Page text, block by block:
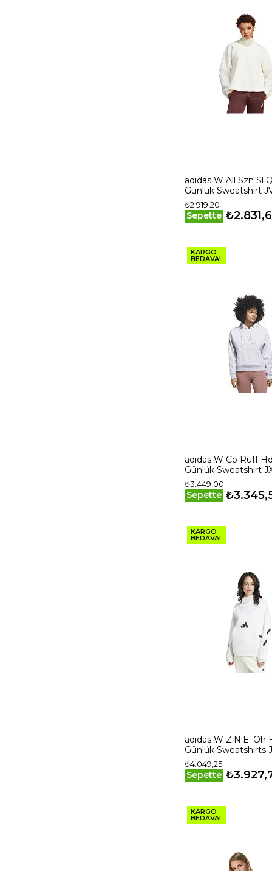
adidas W All Szn Sl
Günlük Sweatshirt
Beyaz
₺2.919,20
Sepette
KARGO
BEDAVA!
adidas W Co Ruff
Günlük Sweatshirt
₺3.449,00
Sepette
KARGO
BEDAVA!
adidas W Z.N.E. Oh
Günlük Sweatshirts
Beyaz
₺4.049,25
Sepette
KARGO
BEDAVA!